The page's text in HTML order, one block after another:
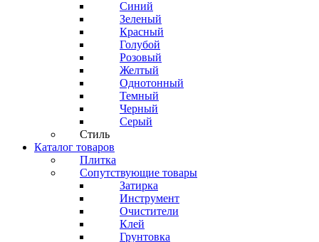
Синий
Зеленый
Красный
Голубой
Розовый
Желтый
Однотонный
Темный
Черный
Серый
Стиль
Каталог товаров
Плитка
Сопутствующие товары
Затирка
Инструмент
Очистители
Клей
Грунтовка